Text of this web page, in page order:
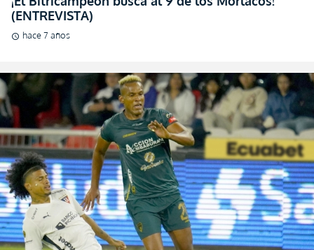
(ENTREVISTA)
schedule hace 7 años